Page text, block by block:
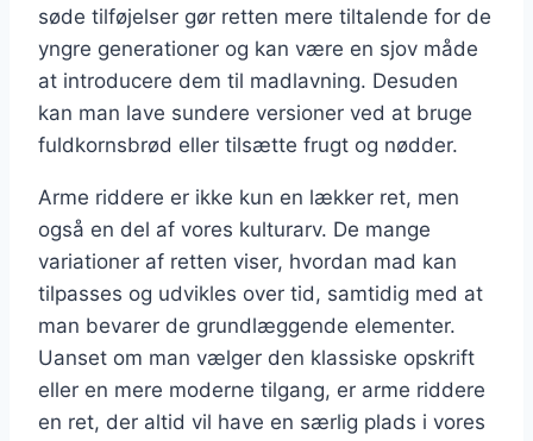
søde tilføjelser gør retten mere tiltalende for de
yngre generationer og kan være en sjov måde
at introducere dem til madlavning. Desuden
kan man lave sundere versioner ved at bruge
fuldkornsbrød eller tilsætte frugt og nødder.
Arme riddere er ikke kun en lækker ret, men
også en del af vores kulturarv. De mange
variationer af retten viser, hvordan mad kan
tilpasses og udvikles over tid, samtidig med at
man bevarer de grundlæggende elementer.
Uanset om man vælger den klassiske opskrift
eller en mere moderne tilgang, er arme riddere
en ret, der altid vil have en særlig plads i vores